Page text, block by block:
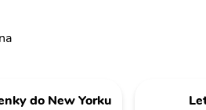
do New Yorku